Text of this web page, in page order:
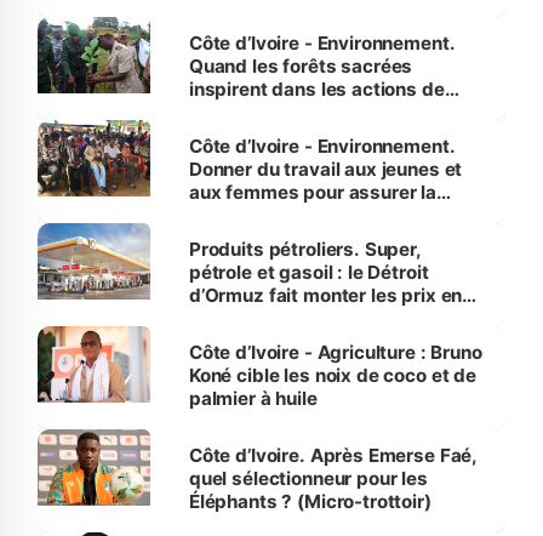
Côte d’Ivoire - Environnement.
Quand les forêts sacrées
inspirent dans les actions de
Côte d’Ivoire - Environnement.
Donner du travail aux jeunes et
aux femmes pour assurer la
menacées
Produits pétroliers. Super,
pétrole et gasoil : le Détroit
d’Ormuz fait monter les prix en
Côte d’Ivoire - Agriculture : Bruno
Koné cible les noix de coco et de
palmier à huile
Côte d’Ivoire. Après Emerse Faé,
quel sélectionneur pour les
Éléphants ? (Micro-trottoir)